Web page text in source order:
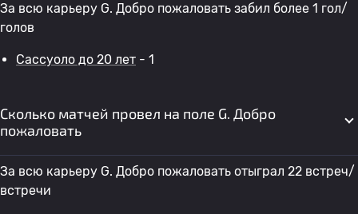
За всю карьеру G. Добро пожаловать забил более 1 гол/
голов
Сассуоло до 20 лет - 1
Сколько матчей провел на поле G. Добро
пожаловать
За всю карьеру G. Добро пожаловать отыграл 22 встреч/
встречи